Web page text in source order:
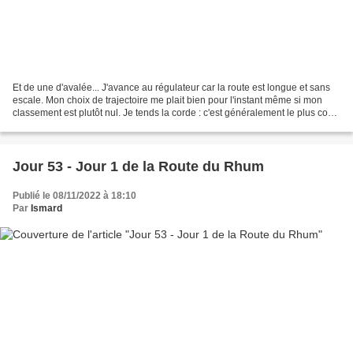
Et de une d'avalée... J'avance au régulateur car la route est longue et sans
escale. Mon choix de trajectoire me plait bien pour l'instant même si mon
classement est plutôt nul. Je tends la corde : c'est généralement le plus court
Jour 53 - Jour 1 de la Route du Rhum
Publié le 08/11/2022 à 18:10
Par Ismard